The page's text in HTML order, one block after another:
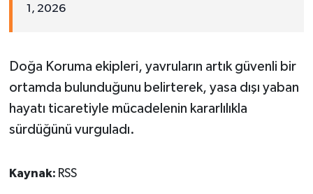
1, 2026
Doğa Koruma ekipleri, yavruların artık güvenli bir
ortamda bulunduğunu belirterek, yasa dışı yaban
hayatı ticaretiyle mücadelenin kararlılıkla
sürdüğünü vurguladı.
Kaynak: RSS